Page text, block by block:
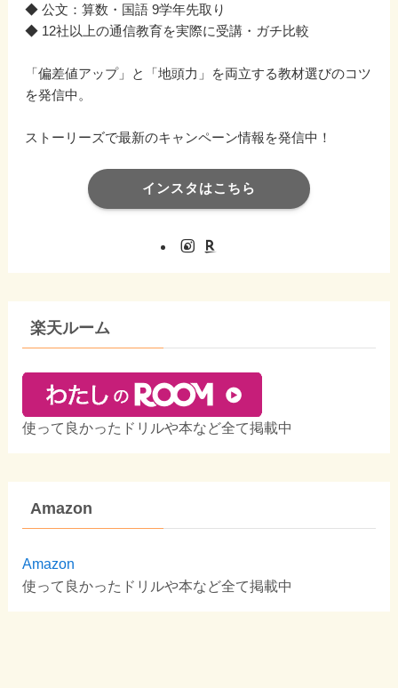
◆ 公文：算数・国語 9学年先取り
◆ 12社以上の通信教育を実際に受講・ガチ比較
「偏差値アップ」と「地頭力」を両立する教材選びのコツ
を発信中。
ストーリーズで最新のキャンペーン情報を発信中！
インスタはこちら
楽天ルーム
使って良かったドリルや本など全て掲載中
Amazon
Amazon
使って良かったドリルや本など全て掲載中